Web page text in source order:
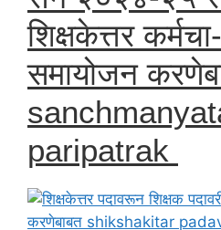
शिक्षकेत्तर
समायोजन
paripatrak